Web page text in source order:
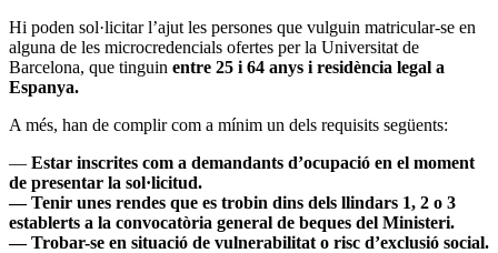
Hi poden sol·licitar l’ajut les persones que vulguin matricular-se en
alguna de les microcredencials ofertes per la Universitat de
Barcelona, que tinguin entre 25 i 64 anys i residència legal a
Espanya.
A més, han de complir com a mínim un dels requisits següents:
— Estar inscrites com a demandants d’ocupació en el moment
de presentar la sol·licitud.
— Tenir unes rendes que es trobin dins dels llindars 1, 2 o 3
establerts a la convocatòria general de beques del Ministeri.
— Trobar-se en situació de vulnerabilitat o risc d’exclusió social.